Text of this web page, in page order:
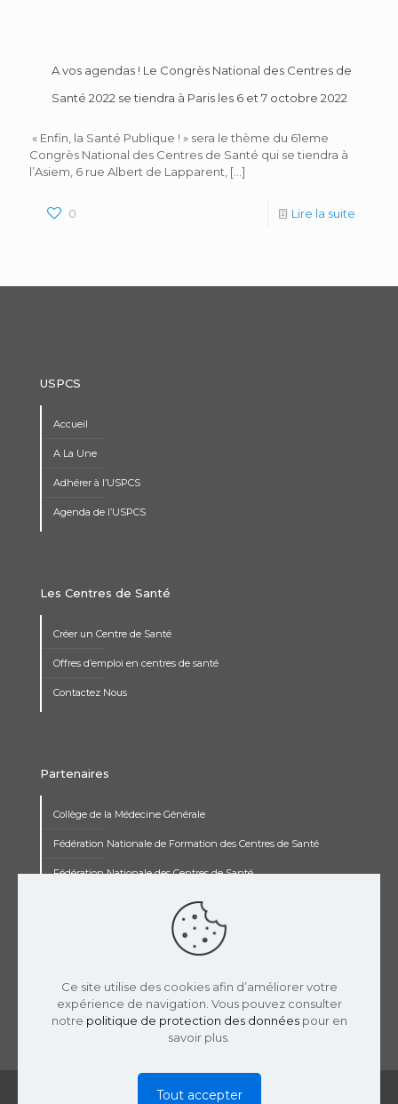
A vos agendas ! Le Congrès National des Centres de
Santé 2022 se tiendra à Paris les 6 et 7 octobre 2022
« Enfin, la Santé Publique ! » sera le thème du 61eme
Congrès National des Centres de Santé qui se tiendra à
l’Asiem, 6 rue Albert de Lapparent, […]
0 Lire la suite
USPCS
Accueil
A La Une
Adhérer à l’USPCS
Agenda de l’USPCS
Les Centres de Santé
Créer un Centre de Santé
Offres d’emploi en centres de santé
Contactez Nous
Partenaires
Collège de la Médecine Générale
Fédération Nationale de Formation des Centres de Santé
Fédération Nationale des Centres de Santé
Institut de Recherche Jean François Rey
© 2019 USPCS | Réalisation :LaTooperie
Ce site utilise des cookies afin d’améliorer votre
expérience de navigation. Vous pouvez consulter
notre politique de protection des donnéespour en
savoir plus.
Tout accepter